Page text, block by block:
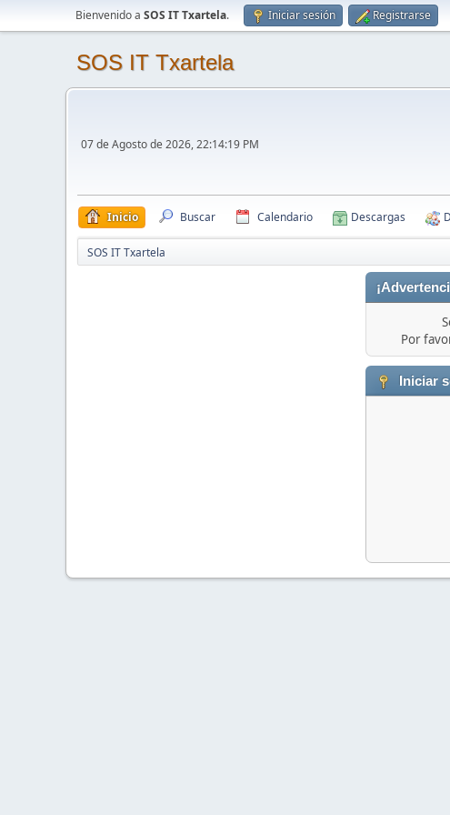
Bienvenido a SOS IT Txartela. Iniciar sesión Registrarse
SOS IT Txartela
07 de Agosto de 2026, 22:14:19 PM
Inicio Buscar Calendario Descargas
SOS IT Txartela
Por
Iniciar